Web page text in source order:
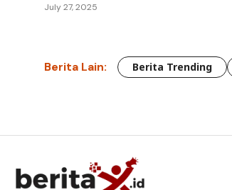
July 27, 2025
Berita Lain: Berita Trending